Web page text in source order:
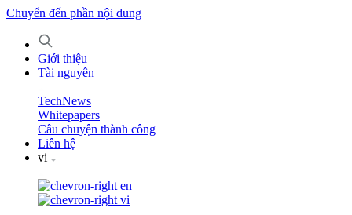
Chuyển đến phần nội dung
Giới thiệu
Tài nguyên
TechNews
Whitepapers
Câu chuyện thành công
Liên hệ
vi
en
vi